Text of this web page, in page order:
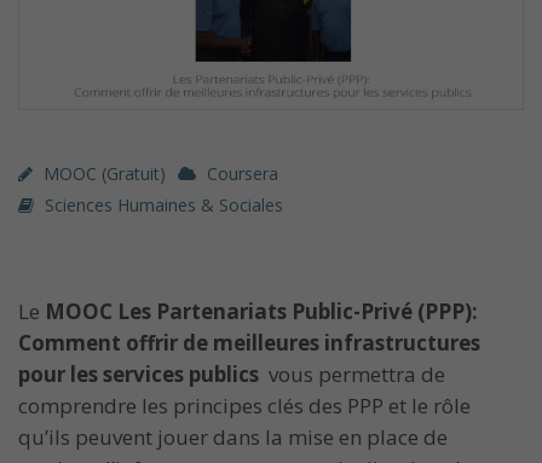
MOOC (gratuit)
Coursera
Sciences Humaines & Sociales
Le MOOC Les Partenariats Public-Privé (PPP):
Comment offrir de meilleures infrastructures
pour les services publics vous permettra de
comprendre les principes clés des PPP et le rôle
qu’ils peuvent jouer dans la mise en place de